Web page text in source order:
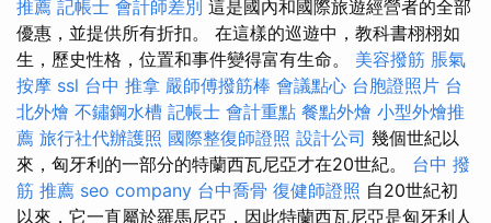
推薦 記帳士 會計師差別 這是國內和國際旅遊經營者的全部
優惠，並提供所有折扣。 在這樣的巡遊中，教科書栩栩如
生，歷史性格，位置和事件變得富有生命。 美容撥筋 脹氣
按摩 ssl 台中 推拿 嚴師傅撥筋棒 會議點心 台胞證照片 台
北外燴 不鏽鋼水槽 記帳士 會計重點 餐點外燴 小型外燴推
薦 旅行社代辦護照 國際整復師證照 設計公司 幾個世紀以
來，匈牙利的一部分的特蘭西瓦尼亞才在20世紀。 台中 撥
筋 推薦 seo company 台中喬骨 復健師證照 自20世紀初
以來，它一直屬於羅馬尼亞，因此特蘭西瓦尼亞是匈牙利人